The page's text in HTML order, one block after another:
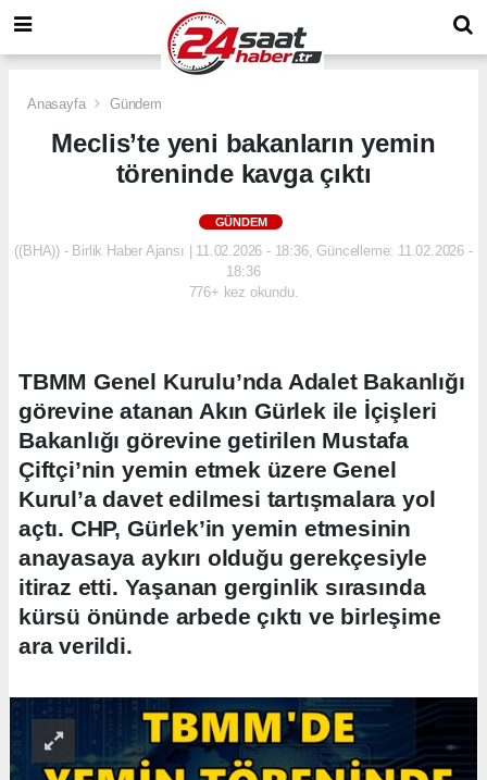
Anasayfa Gündem
Meclis’te yeni bakanların yemin
töreninde kavga çıktı
GÜNDEM
((BHA)) - Birlik Haber Ajansı | 11.02.2026 - 18:36, Güncelleme: 11.02.2026 -
18:36
776+ kez okundu.
TBMM Genel Kurulu’nda Adalet Bakanlığı
görevine atanan Akın Gürlek ile İçişleri
Bakanlığı görevine getirilen Mustafa
Çiftçi’nin yemin etmek üzere Genel
Kurul’a davet edilmesi tartışmalara yol
açtı. CHP, Gürlek’in yemin etmesinin
anayasaya aykırı olduğu gerekçesiyle
itiraz etti. Yaşanan gerginlik sırasında
kürsü önünde arbede çıktı ve birleşime
ara verildi.